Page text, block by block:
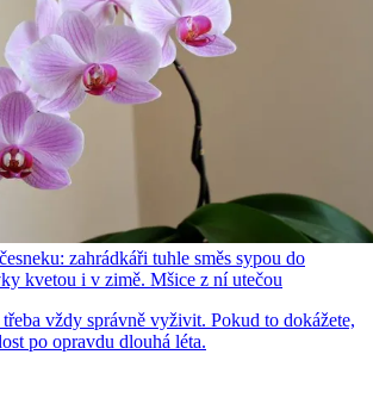
zahrádkáři tuhle směs sypou do
kvetou i v zimě. Mšice z ní utečou
vždy správně vyživit. Pokud to dokážete,
po opravdu dlouhá léta.